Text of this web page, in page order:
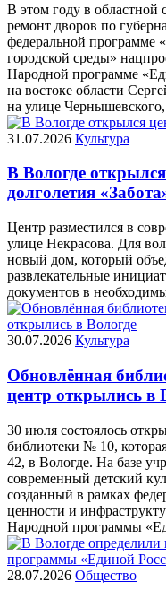
В этом году в областной
ремонт дворов по
федеральной программе
городской среды»
Народной программе
на востоке области
на улице
31.07.2026 Культура
В Вологде
долголетия
Центр разместился в
улице Некрасова. Для
новый дом, который
развлекательные
документов в
30.07.2026 Культура
Обновлённая
центр открылись в
30 июля состоялось
библиотеки № 10,
42, в Вологде. На базе
современный детский
созданный в рамках
ценности и
Народной программы
28.07.2026 Общество